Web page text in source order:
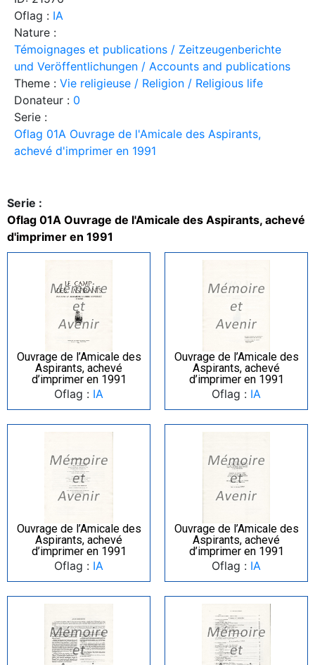
Oflag : IA
Nature :
Témoignages et publications / Zeitzeugenberichte
und Veröffentlichungen / Accounts and publications
Theme : Vie religieuse / Religion / Religious life
Donateur : 0
Serie :
Oflag 01A Ouvrage de l'Amicale des Aspirants,
achevé d'imprimer en 1991
Serie :
Oflag 01A Ouvrage de l'Amicale des Aspirants, achevé
d'imprimer en 1991
Ouvrage de l’Amicale des
Aspirants, achevé
d’imprimer en 1991
Oflag : IA
Ouvrage de l’Amicale des
Aspirants, achevé
d’imprimer en 1991
Oflag : IA
Ouvrage de l’Amicale des
Aspirants, achevé
d’imprimer en 1991
Oflag : IA
Ouvrage de l’Amicale des
Aspirants, achevé
d’imprimer en 1991
Oflag : IA